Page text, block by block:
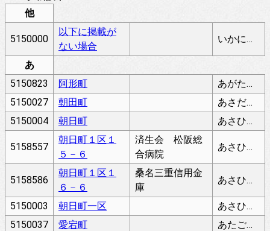
他
5150000
以下に掲載が
ない場合
いかにけいさいがないばあい
あ
5150823
阿形町
あがたちょう
5150027
朝田町
あさだちょう
5150004
朝日町 あさひまち
5158557
朝日町１区１
５－６
済生会 松阪総
合病院
あさひまち１く
5158586
朝日町１区１
６－６
桑名三重信用金
庫
あさひまち１く
5150003 朝日町一区
あさひまち１く
5150037
愛宕町
あたごまち